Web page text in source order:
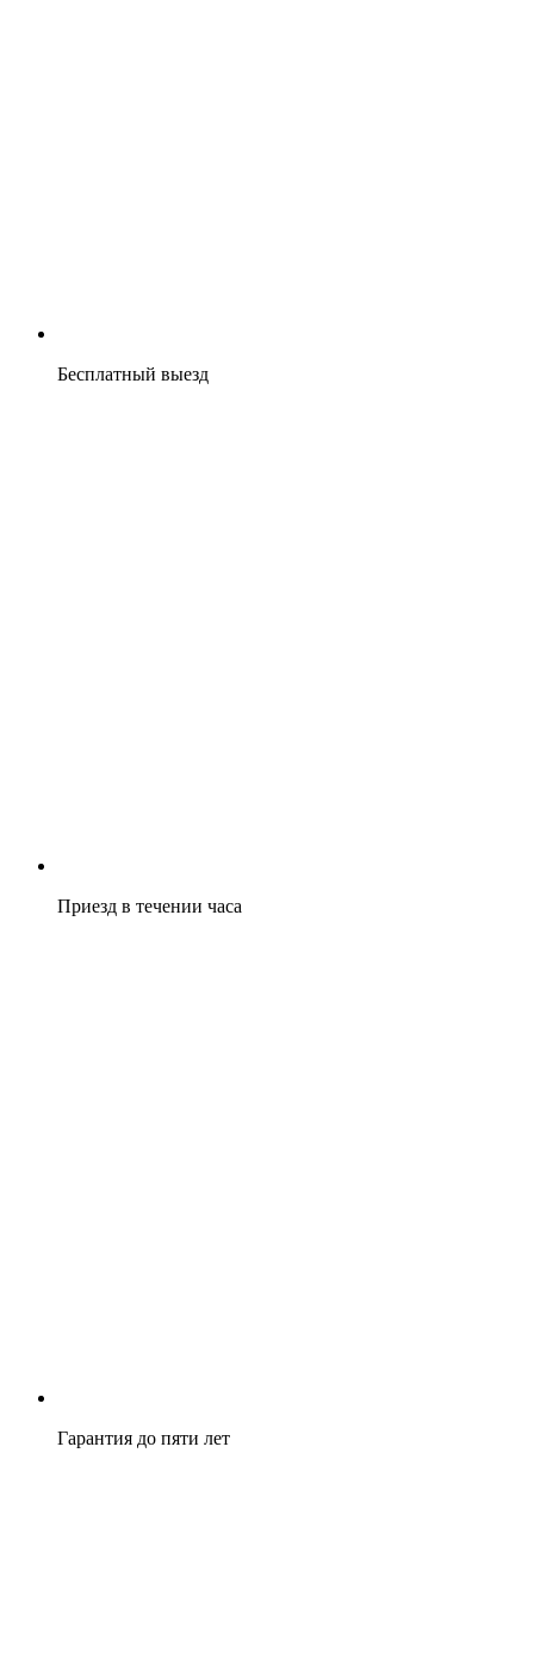
Бесплатный выезд
Приезд в течении часа
Гарантия до пяти лет